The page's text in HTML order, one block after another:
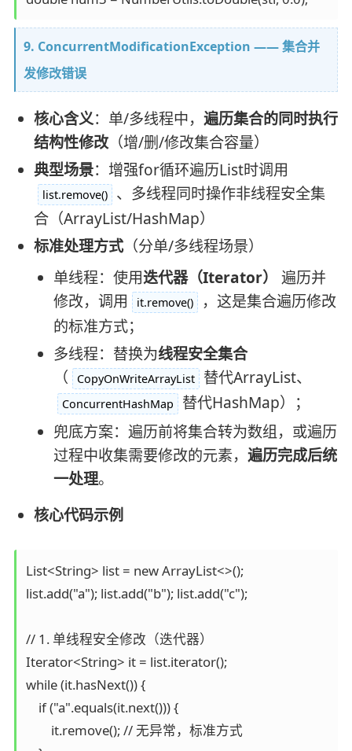
9. ConcurrentModificationException —— 集合并
发修改错误
核心含义：单/多线程中， 遍历集合的同时执行
结构性修改（增/删/修改集合容量）
典型场景：增强for循环遍历List时调用
list.remove()
、多线程同时操作非线程安全集
合（ArrayList/HashMap）
标准处理方式（分单/多线程场景）
单线程：使用迭代器（Iterator）
遍历并
修改，调用
it.remove()
，这是集合遍历修改
的标准方式；
多线程：替换为线程安全集合
（
CopyOnWriteArrayList 替代ArrayList、
ConcurrentHashMap
替代HashMap）；
兜底方案：遍历前将集合转为数组，或遍历
过程中收集需要修改的元素， 遍历完成后统
一处理。
核心代码示例
List<String> list = new ArrayList<>();
list.add("a"); list.add("b"); list.add("c");
// 1. 单线程安全修改（迭代器）
Iterator<String> it = list.iterator();
while (it.hasNext()) {
    if ("a".equals(it.next())) {
        it.remove(); // 无异常，标准方式